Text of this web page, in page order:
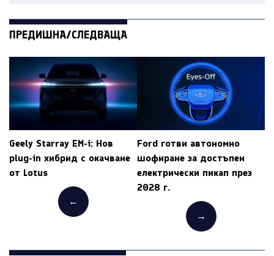
ПРЕДИШНА/СЛЕДВАЩА
Geely Starray EM-i: Нов
plug-in хибрид с окачване
от Lotus
←
Ford готви автономно
шофиране за достъпен
електрически пикап през
2028 г.
→